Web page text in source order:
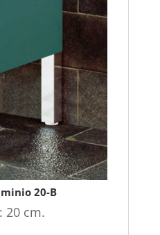
20-B
20 cm.